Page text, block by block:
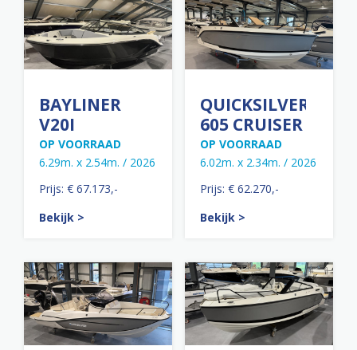
BAYLINER
V20I
OP VOORRAAD
6.29m. x 2.54m. / 2026
Prijs: € 67.173,-
Bekijk >
QUICKSILVER
605 CRUISER
OP VOORRAAD
6.02m. x 2.34m. / 2026
Prijs: € 62.270,-
Bekijk >